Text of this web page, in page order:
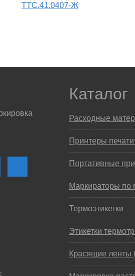
ТТС.41.0407-Ж
Каталог
Расходные
Принтеры печати
Портативные
Маркираторы по
Термоэтикетки
Этикетки
Красящие ленты